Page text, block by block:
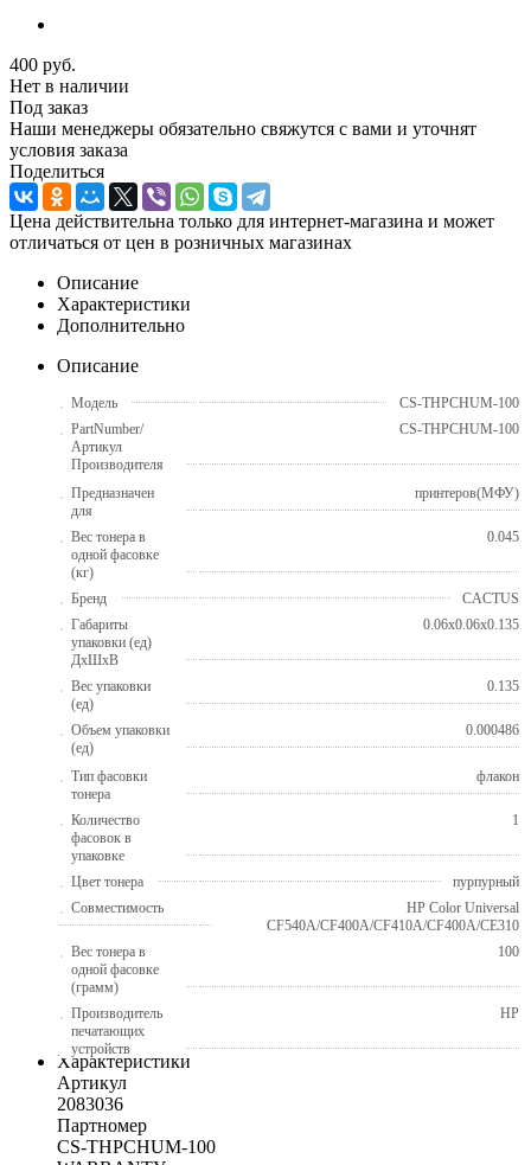
400 руб.
Нет в наличии
Под заказ
Наши менеджеры обязательно свяжутся с вами и уточнят
условия заказа
Поделиться
Цена действительна только для интернет-магазина и может
отличаться от цен в розничных магазинах
Описание
Характеристики
Дополнительно
Описание
Модель
CS-THPCHUM-100
PartNumber/
Артикул
Производителя
CS-THPCHUM-100
Предназначен
для
принтеров(МФУ)
Вес тонера в
одной фасовке
(кг)
0.045
Бренд
CACTUS
Габариты
упаковки (ед)
ДхШхВ
0.06x0.06x0.135
Вес упаковки
(ед)
0.135
Объем упаковки
(ед)
0.000486
Тип фасовки
тонера
флакон
Количество
фасовок в
упаковке
1
Цвет тонера
пурпурный
Совместимость
HP Color Universal
CF540A/CF400A/CF410A/CF400A/CE310
Вес тонера в
одной фасовке
(грамм)
100
Производитель
печатающих
устройств
HP
Характеристики
Артикул
2083036
Партномер
CS-THPCHUM-100